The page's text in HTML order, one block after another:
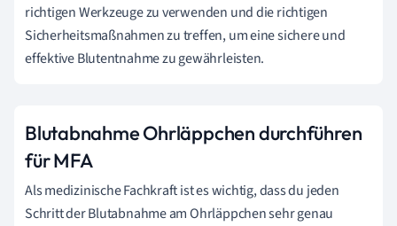
richtigen Werkzeuge zu verwenden und die richtigen
Sicherheitsmaßnahmen zu treffen, um eine sichere und
effektive Blutentnahme zu gewährleisten.
Blutabnahme Ohrläppchen durchführen
für MFA
Als medizinische Fachkraft ist es wichtig, dass du jeden
Schritt der Blutabnahme am Ohrläppchen sehr genau